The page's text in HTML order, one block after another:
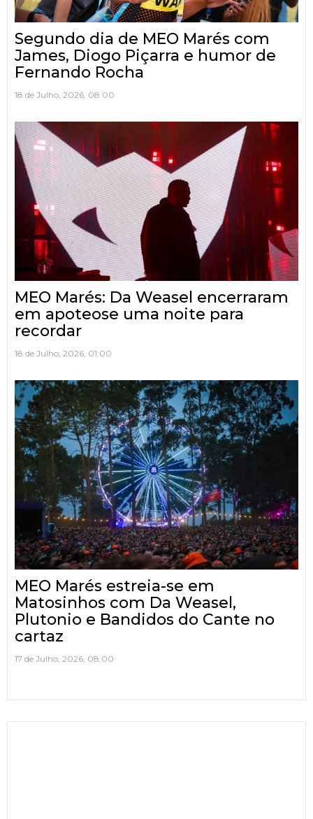
Segundo dia de MEO Marés com
James, Diogo Piçarra e humor de
Fernando Rocha
18 de Julho, 2026, 08:00
MEO Marés: Da Weasel encerraram
em apoteose uma noite para
recordar
18 de Julho, 2026, 01:00
MEO Marés estreia-se em
Matosinhos com Da Weasel,
Plutonio e Bandidos do Cante no
cartaz
17 de Julho, 2026, 08:00